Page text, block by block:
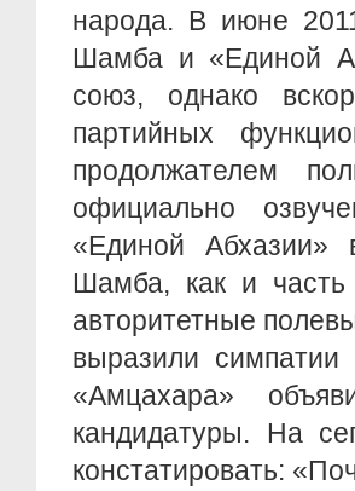
народа. В июне
Шамба и «Единой
союз, однако
партийных
продолжателем
официально
«Единой
Шамба, как и
авторитетные
выразили симпатии
«Амцахара»
кандидатуры. На
констатировать: